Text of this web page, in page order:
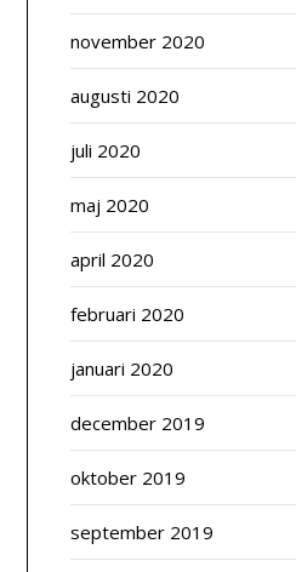
november 2020
augusti 2020
juli 2020
maj 2020
april 2020
februari 2020
januari 2020
december 2019
oktober 2019
september 2019